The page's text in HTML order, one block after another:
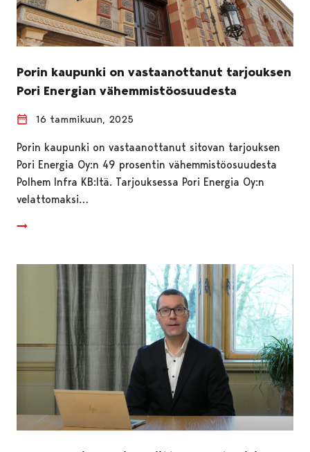
Porin kaupunki on vastaanottanut tarjouksen
Pori Energian vähemmistöosuudesta
16 tammikuun, 2025
Porin kaupunki on vastaanottanut sitovan tarjouksen
Pori Energia Oy:n 49 prosentin vähemmistöosuudesta
Polhem Infra KB:ltä. Tarjouksessa Pori Energia Oy:n
velattomaksi…